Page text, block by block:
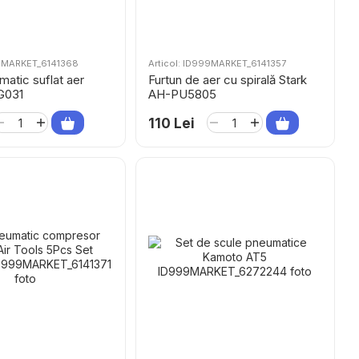
suflat aer
Articol: ID999MARKET_6141357
Furtun de aer cu spirală Stark
AH-PU5805
110 Lei